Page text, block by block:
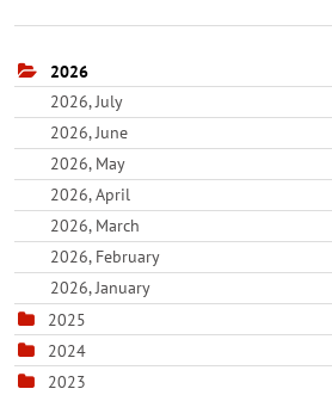
2026
2026, July
2026, June
2026, May
2026, April
2026, March
2026, February
2026, January
2025
2024
2023